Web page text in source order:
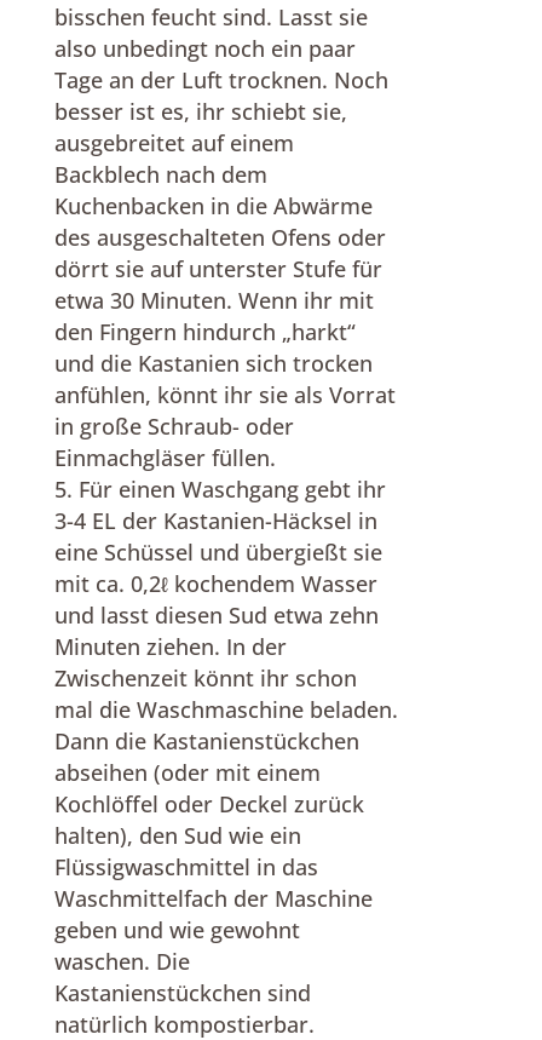
bisschen feucht sind. Lasst sie
also unbedingt noch ein paar
Tage an der Luft trocknen. Noch
besser ist es, ihr schiebt sie,
ausgebreitet auf einem
Backblech nach dem
Kuchenbacken in die Abwärme
des ausgeschalteten Ofens oder
dörrt sie auf unterster Stufe für
etwa 30 Minuten. Wenn ihr mit
den Fingern hindurch „harkt“
und die Kastanien sich trocken
anfühlen, könnt ihr sie als Vorrat
in große Schraub- oder
Einmachgläser füllen.
Für einen Waschgang gebt ihr
3-4 EL der Kastanien-Häcksel in
eine Schüssel und übergießt sie
mit ca. 0,2ℓ kochendem Wasser
und lasst diesen Sud etwa zehn
Minuten ziehen. In der
Zwischenzeit könnt ihr schon
mal die Waschmaschine beladen.
Dann die Kastanienstückchen
abseihen (oder mit einem
Kochlöffel oder Deckel zurück
halten), den Sud wie ein
Flüssigwaschmittel in das
Waschmittelfach der Maschine
geben und wie gewohnt
waschen. Die
Kastanienstückchen sind
natürlich kompostierbar.